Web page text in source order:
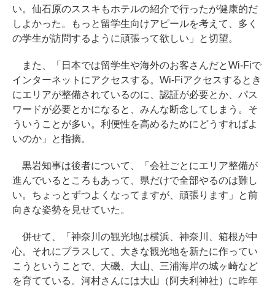
い。仙石原のススキもホテルの紹介で行ったが健康的だ
しよかった。もっと留学生向けアピールを考えて、多く
の学生が訪問するように頑張って欲しい」と切望。
また、「日本では留学生や海外のお客さんだとWi-Fiで
インターネットにアクセスする。Wi-Fiアクセスするとき
にエリアが整備されているのに、認証が必要とか、パス
ワードが必要とかになると、みんな断念してしまう。そ
ういうことが多い。利便性を高めるためにどうすればよ
いのか」と指摘。
黒岩知事は後者について、「会社ごとにエリア整備が
進んでいるところもあって、県だけで全部やるのは難し
い。ちょっとずつよくなってますが、頑張ります」と前
向きな姿勢を見せていた。
併せて、「神奈川の観光地は横浜、神奈川、箱根が中
心。それにプラスして、大きな観光地を新たに作ってい
こうということで、大磯、大山、三浦海岸の城ヶ崎など
を育てている。河村さんには大山（阿夫利神社）に昨年